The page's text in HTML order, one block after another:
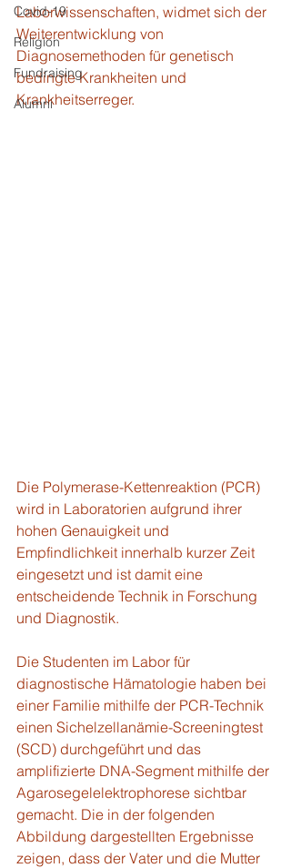
Covid-19
Religion
Fundraising
Alumni
Laborwissenschaften, widmet sich der
Weiterentwicklung von
Diagnosemethoden für genetisch
bedingte Krankheiten und
Krankheitserreger.
Die Polymerase-Kettenreaktion (PCR)
wird in Laboratorien aufgrund ihrer
hohen Genauigkeit und
Empfindlichkeit innerhalb kurzer Zeit
eingesetzt und ist damit eine
entscheidende Technik in Forschung
und Diagnostik.
Die Studenten im Labor für
diagnostische Hämatologie haben bei
einer Familie mithilfe der PCR-Technik
einen Sichelzellanämie-Screeningtest
(SCD) durchgeführt und das
amplifizierte DNA-Segment mithilfe der
Agarosegelelektrophorese sichtbar
gemacht. Die in der folgenden
Abbildung dargestellten Ergebnisse
zeigen, dass der Vater und die Mutter